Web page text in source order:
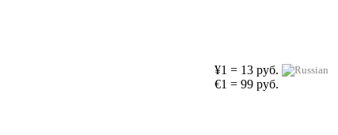
¥1 = 13 руб.
€1 = 99 руб.